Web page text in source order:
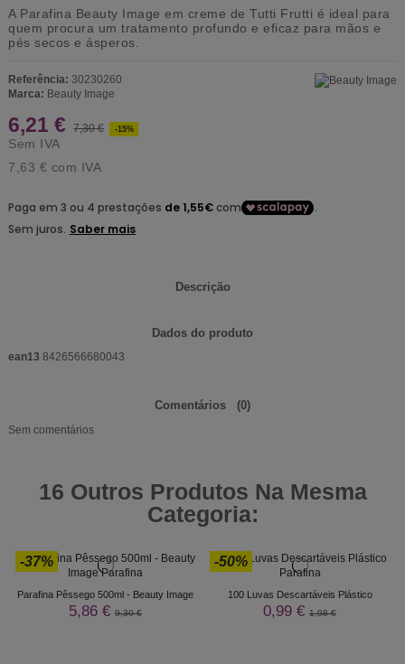
A Parafina Beauty Image em creme de Tutti Frutti é ideal para
quem procura um tratamento profundo e eficaz para mãos e
pés secos e ásperos.
Referência: 30230260
Marca: Beauty Image
6,21 € 7,30 € -15%
Sem IVA
7,63 € com IVA
Descrição
Dados do produto
ean13 8426566680043
Comentários (0)
Sem comentários
16 Outros Produtos Na Mesma
Categoria:
-37%
Parafina Pêssego 500ml - Beauty Image
5,86 € 9,30 €
-50%
100 Luvas Descartáveis Plástico
0,99 € 1,98 €